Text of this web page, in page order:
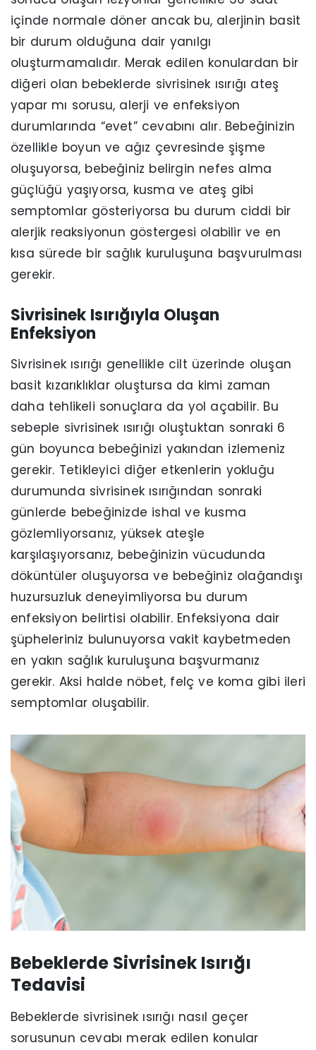
içinde normale döner ancak bu, alerjinin basit
bir durum olduğuna dair yanılgı
oluşturmamalıdır. Merak edilen konulardan bir
diğeri olan bebeklerde sivrisinek ısırığı ateş
yapar mı sorusu, alerji ve enfeksiyon
durumlarında “evet” cevabını alır. Bebeğinizin
özellikle boyun ve ağız çevresinde şişme
oluşuyorsa, bebeğiniz belirgin nefes alma
güçlüğü yaşıyorsa, kusma ve ateş gibi
semptomlar gösteriyorsa bu durum ciddi bir
alerjik reaksiyonun göstergesi olabilir ve en
kısa sürede bir sağlık kuruluşuna başvurulması
gerekir.
Sivrisinek Isırığıyla Oluşan
Enfeksiyon
Sivrisinek ısırığı genellikle cilt üzerinde oluşan
basit kızarıklıklar oluştursa da kimi zaman
daha tehlikeli sonuçlara da yol açabilir. Bu
sebeple sivrisinek ısırığı oluştuktan sonraki 6
gün boyunca bebeğinizi yakından izlemeniz
gerekir. Tetikleyici diğer etkenlerin yokluğu
durumunda sivrisinek ısırığından sonraki
günlerde bebeğinizde ishal ve kusma
gözlemliyorsanız, yüksek ateşle
karşılaşıyorsanız, bebeğinizin vücudunda
döküntüler oluşuyorsa ve bebeğiniz olağandışı
huzursuzluk deneyimliyorsa bu durum
enfeksiyon belirtisi olabilir. Enfeksiyona dair
şüpheleriniz bulunuyorsa vakit kaybetmeden
en yakın sağlık kuruluşuna başvurmanız
gerekir. Aksi halde nöbet, felç ve koma gibi ileri
semptomlar oluşabilir.
Bebeklerde Sivrisinek Isırığı
Tedavisi
Bebeklerde sivrisinek ısırığı nasıl geçer
sorusunun cevabı merak edilen konular